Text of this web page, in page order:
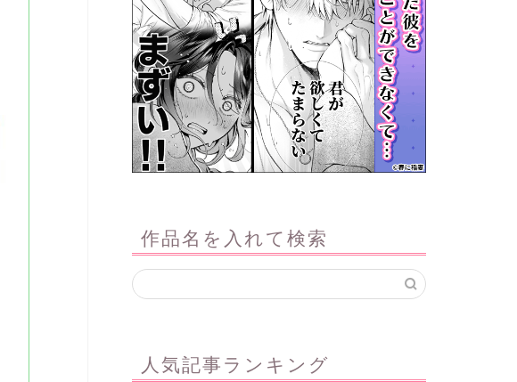
作品名を入れて検索
人気記事ランキング